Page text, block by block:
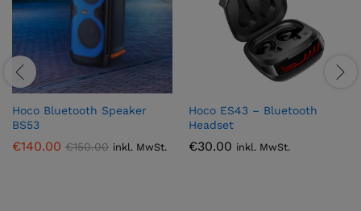
Hoco Bluetooth Speaker
BS53
€140.00 €150.00 inkl. MwSt.
Hoco ES43 – Bluetooth
Headset
€30.00 inkl. MwSt.